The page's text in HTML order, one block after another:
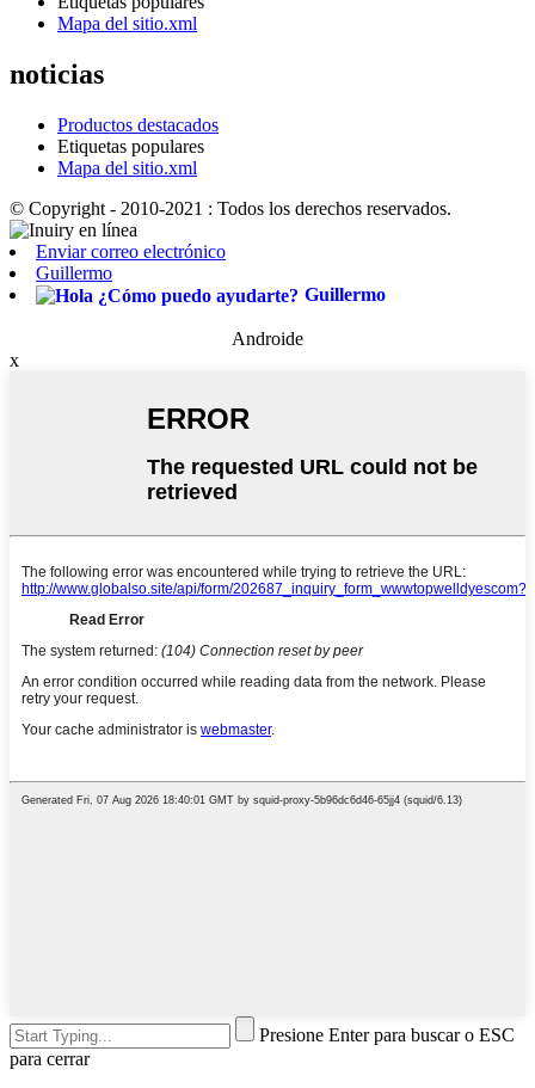
Mapa del sitio.xml
noticias
Productos destacados
Etiquetas populares
Mapa del sitio.xml
© Copyright - 2010-2021 : Todos los derechos reservados.
Enviar correo electrónico
Guillermo
Guillermo
Androide
x
Presione Enter para buscar o ESC
para cerrar